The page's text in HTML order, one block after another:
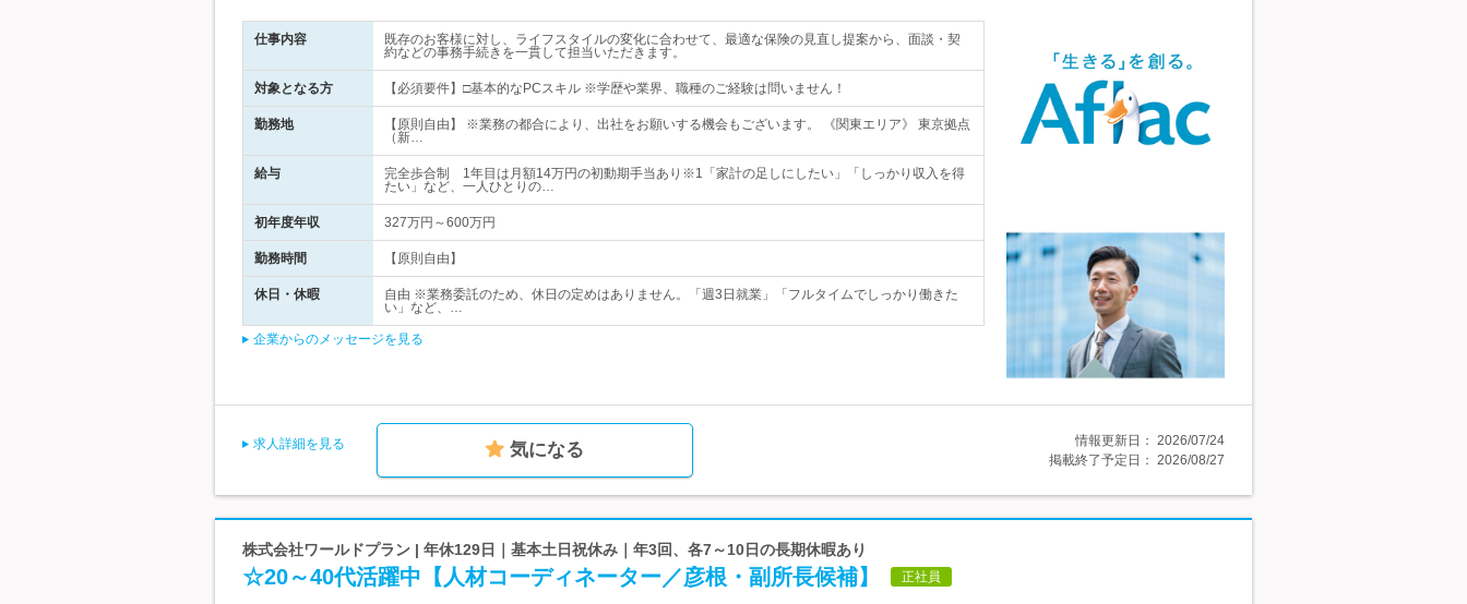
仕事内容
既存のお客様に対し、ライフスタイルの変化に合わせて、最適な保険の見直し提案から、面談・契
約などの事務手続きを一貫して担当いただきます。
対象となる方 【必須要件】□基本的なPCスキル ※学歴や業界、職種のご経験は問いません！
勤務地
【原則自由】 ※業務の都合により、出社をお願いする機会もございます。 《関東エリア》 東京拠点
（新…
給与
完全歩合制 1年目は月額14万円の初動期手当あり※1「家計の足しにしたい」「しっかり収入を得
たい」など、一人ひとりの…
初年度年収 327万円～600万円
勤務時間 【原則自由】
休日・休暇
自由 ※業務委託のため、休日の定めはありません。「週3日就業」「フルタイムでしっかり働きた
い」など、…
企業からのメッセージを見る
求人詳細を見る 気になる 情報更新日： 2026/07/24
掲載終了予定日： 2026/08/27
株式会社ワールドプラン | 年休129日｜基本土日祝休み｜年3回、各7～10日の長期休暇あり
☆20～40代活躍中【人材コーディネーター／彦根・副所長候補】 正社員